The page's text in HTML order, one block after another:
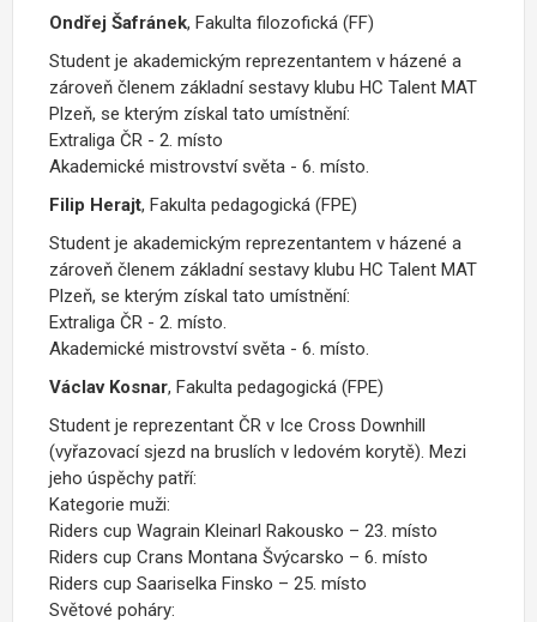
Ondřej Šafránek, Fakulta filozofická (FF)
Student je akademickým reprezentantem v házené a
zároveň členem základní sestavy klubu HC Talent MAT
Plzeň, se kterým získal tato umístnění:
Extraliga ČR - 2. místo
Akademické mistrovství světa - 6. místo.
Filip Herajt, Fakulta pedagogická (FPE)
Student je akademickým reprezentantem v házené a
zároveň členem základní sestavy klubu HC Talent MAT
Plzeň, se kterým získal tato umístnění:
Extraliga ČR - 2. místo.
Akademické mistrovství světa - 6. místo.
Václav Kosnar, Fakulta pedagogická (FPE)
Student je reprezentant ČR v Ice Cross Downhill
(vyřazovací sjezd na bruslích v ledovém korytě). Mezi
jeho úspěchy patří:
Kategorie muži:
Riders cup Wagrain Kleinarl Rakousko – 23. místo
Riders cup Crans Montana Švýcarsko – 6. místo
Riders cup Saariselka Finsko – 25. místo
Světové poháry: